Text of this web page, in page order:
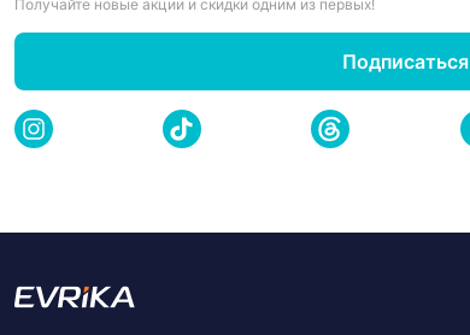
Получайте новые акции и скидки одним из первых!
Подписаться